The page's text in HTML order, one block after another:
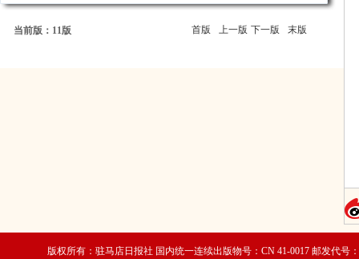
当前版：11版 首版 上一版 下一版 末版
版权所有：驻马店日报社 国内统一连续出版物号：CN 41-0017 邮发代号